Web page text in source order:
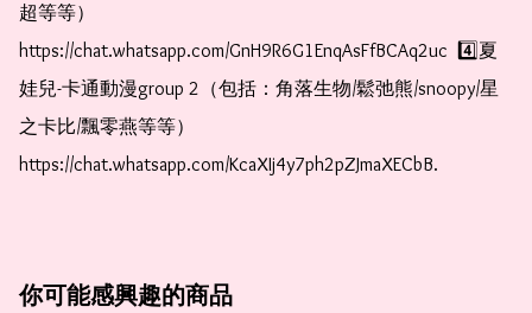
超等等）
https://chat.whatsapp.com/GnH9R6G1EnqAsFfBCAq2uc  4️⃣夏
娃兒-卡通動漫group 2（包括：角落生物/鬆弛熊/snoopy/星
之卡比/飄零燕等等）
https://chat.whatsapp.com/KcaXIj4y7ph2pZJmaXECbB.
你可能感興趣的商品